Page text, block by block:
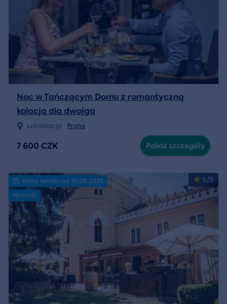
Noc w Tańczącym Domu z romantyczną
kolacją dla dwojga
Lokalizacja: Praha
7 600 CZK Pokaż szczegóły
5/5
Volný termín od 10.08.2026
Nowość